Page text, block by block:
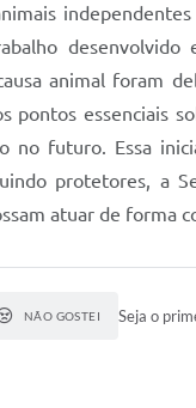
animal foram
pontos essenciais
no futuro. Essa
protetores, a
atuar de forma
NÃO GOSTEI Seja o